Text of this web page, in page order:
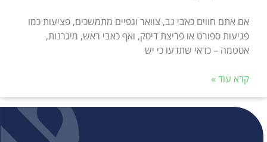
אם אתם חווים כאבי גב, צוואר וגפיים מתמשכים, פציעות כמו
פגיעות ספורט או פריצת דיסק, ואף כאבי ראש, מיגרנות,
אסטמה – כדאי שתדעו כי יש
קרא עוד »